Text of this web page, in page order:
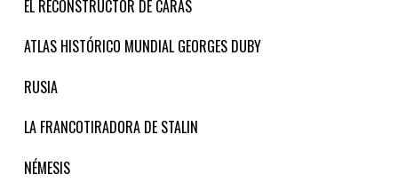
EL RECONSTRUCTOR DE CARAS
ATLAS HISTÓRICO MUNDIAL GEORGES DUBY
RUSIA
LA FRANCOTIRADORA DE STALIN
NÉMESIS